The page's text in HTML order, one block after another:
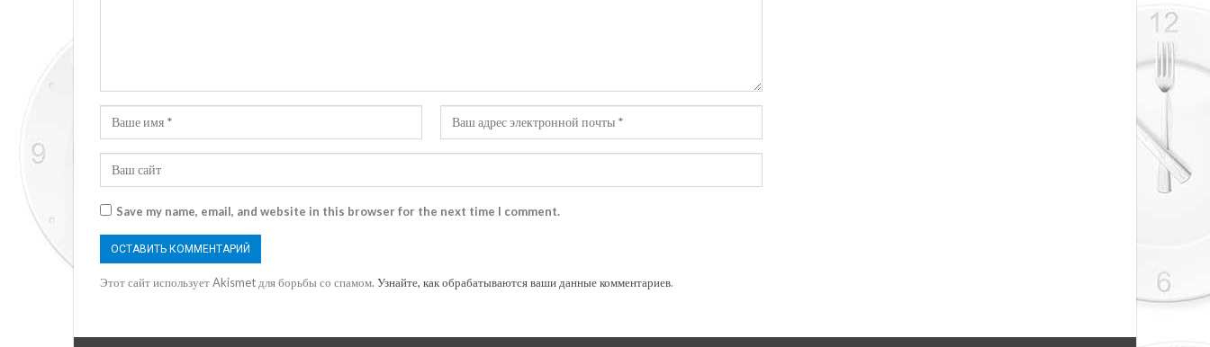
Save my name, email, and website in this browser for the next time I comment.
Этот сайт использует Akismet для борьбы со спамом. Узнайте, как обрабатываются ваши данные комментариев.